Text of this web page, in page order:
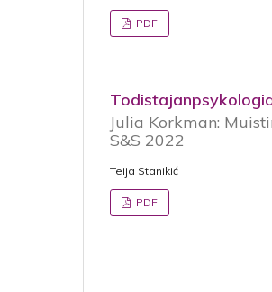
PDF
Julia Korkman:
S&S 2022
Teija Stanikić
PDF